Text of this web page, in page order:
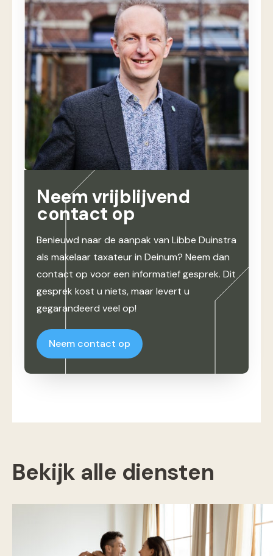
Neem vrijblijvend
contact op
Benieuwd naar de aanpak van Libbe Duinstra
als makelaar taxateur in Deinum? Neem dan
contact op voor een informatief gesprek. Dit
gesprek kost u niets, maar levert u
gegarandeerd veel op!
Neem contact op
Bekijk alle diensten